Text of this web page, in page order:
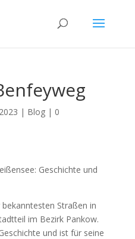
| Blog| 0
Geschichte und
Straßen in
im Bezirk Pankow.
und ist für seine